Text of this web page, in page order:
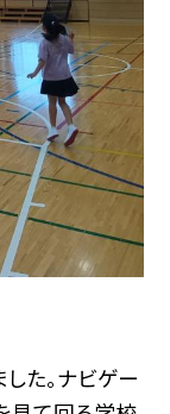
た。ナビゲー